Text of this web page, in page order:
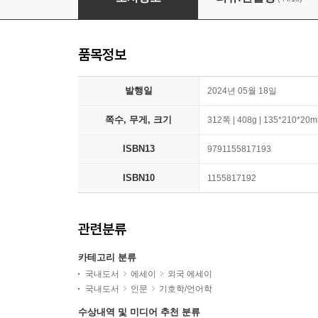
품목정보
발행일 2024년 05월 18일
쪽수, 무게, 크기 312쪽 | 408g |
ISBN13 9791155817193
ISBN10 1155817192
관련분류
카테고리 분류
국내도서 에세이
외국 에세이
국내도서
인문 기호학/언어학
수상내역 및 미디어 추천 분류